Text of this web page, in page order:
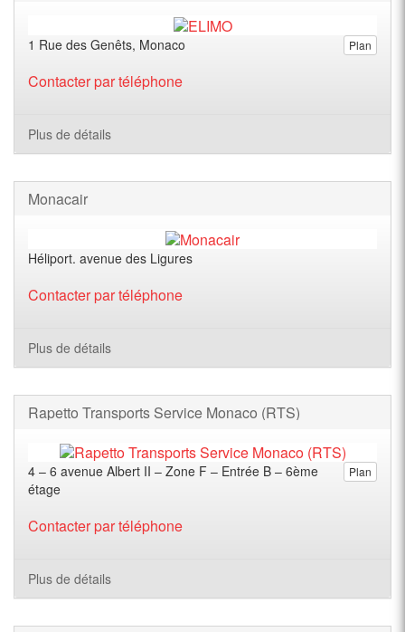
Plan
1 Rue des Genêts, Monaco
Contacter par téléphone
Plus de détails
Monacair
Héliport. avenue des Ligures
Contacter par téléphone
Plus de détails
Rapetto Transports Service Monaco (RTS)
Plan
4 – 6 avenue Albert II – Zone F – Entrée B – 6ème
étage
Contacter par téléphone
Plus de détails